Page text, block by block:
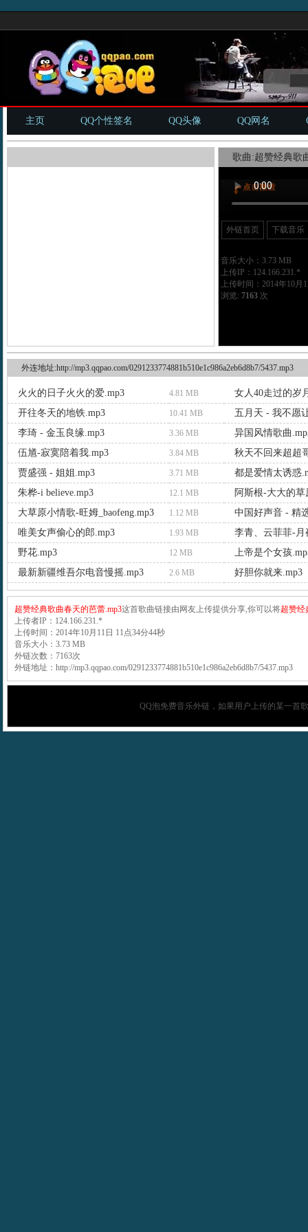
主页 QQ个性签名 QQ头像 QQ网名
歌曲:超赞经典歌
外链首页 下载音乐
音乐大小：3.73 MB
上传IP：124.166.231.*
上传时间：2014年10月
浏览: 7163次
外连地址:http://mp3.qqpao.com/0291233774881b510e1c986a2eb6d8b7/5437.mp3
火火的日子火火的爱.mp3 4.81 MB
女人40走过的岁
开往冬天的地铁.mp3
10.41 MB
五月天 - 我不愿
李琦 - 金玉良缘.mp3
3.36 MB
异国风情歌曲
伍馗-寂寞陪着我.mp3
3.84 MB
秋天不回来超超
贾盛强 - 姐姐.mp3
3.71 MB
都是爱情太诱惑
朱桦-i believe.mp3
12.1 MB
阿斯根-大大的草
大草原小情歌-旺姆_baofeng.mp3
1.12 MB
中国好声音 - 精
唯美女声偷心的郎.mp3
1.93 MB
李青、云菲菲-月
野花.mp3
12 MB
上帝是个女孩
最新新疆维吾尔电音慢摇.mp3
2.6 MB 好胆你就来.mp3
超赞经典歌曲春天的芭蕾.mp3这首歌曲链接由网友上传提供分享,你可以将超赞经
上传者IP：124.166.231.*
上传时间：2014年10月11日 11点34分44秒
音乐大小：3.73 MB
外链次数：7163次
外链地址：http://mp3.qqpao.com/0291233774881b510e1c986a2eb6d8b7/5437.mp3
QQ泡免费音乐外链，如果用户上传的某一首